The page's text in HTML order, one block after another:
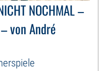
NOCHMAL –
von André